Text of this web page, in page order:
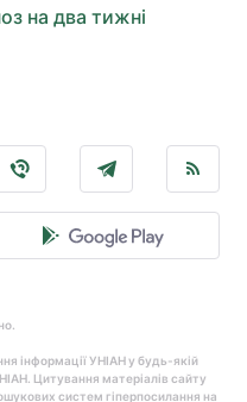
на два тижні
інформації УНІАН у будь-якій
Цитування матеріалів сайту
систем гіперпосилання на